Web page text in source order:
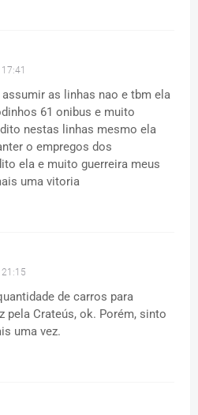
as linhas nao e tbm ela
61 onibus e muito
nestas linhas mesmo ela
o empregos dos
ela e muito guerreira meus
uma vitoria
de carros para
pela Crateús, ok. Porém, sinto
uma vez.